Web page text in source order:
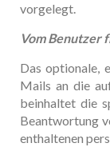
vorgelegt.
Vom Benutzer
Das optionale,
Mails an die
beinhaltet die
Beantwortung
enthaltenen